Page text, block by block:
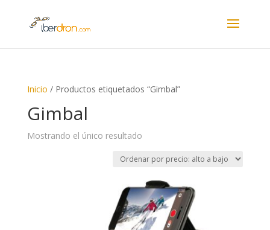
Inicio / Productos etiquetados “Gimbal”
Gimbal
Mostrando el único resultado